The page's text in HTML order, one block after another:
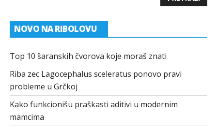
NOVO NA RIBOLOVU
Top 10 šaranskih čvorova koje moraš znati
Riba zec Lagocephalus sceleratus ponovo pravi
probleme u Grčkoj
Kako funkcionišu praškasti aditivi u modernim
mamcima